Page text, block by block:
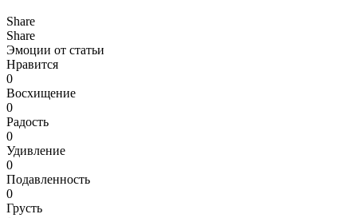
Share
Share
Эмоции от статьи
Нравится
0
Восхищение
0
Радость
0
Удивление
0
Подавленность
0
Грусть